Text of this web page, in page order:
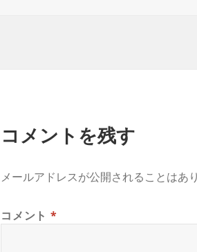
コメントを残す
メールアドレスが公開されることはあ
コメント *